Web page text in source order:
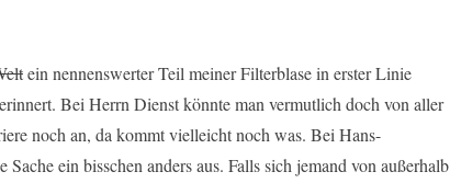
ein nennenswerter Teil meiner Filterblase in erster Linie
Bei Herrn Dienst könnte man vermutlich doch von aller
noch an, da kommt vielleicht noch was. Bei Hans-
ein bisschen anders aus. Falls sich jemand von außerhalb